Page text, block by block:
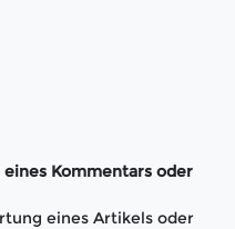
Kommentars oder
eines Artikels oder